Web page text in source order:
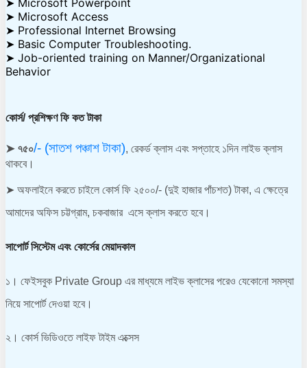
➤ Microsoft Powerpoint
➤ Microsoft Access
➤ Professional Internet Browsing
➤ Basic Computer Troubleshooting.
➤ Job-oriented training on Manner/Organizational
Behavior
কোর্স/ প্রশিক্ষণ ফি কত টাকা
➤ ৭৫০/- (সাতশ পঞ্চাশ টাকা), রেকর্ড ক্লাস এবং সপ্তাহে ১দিন লাইভ ক্লাস
থাকবে।
➤ অফলাইনে করতে চাইলে কোর্স ফি ২৫০০/- (দুই হাজার পাঁচশত) টাকা, এ ক্ষেত্রে
আমাদের অফিস চট্টগ্রাম, চকবাজার  এসে ক্লাস করতে হবে।
সাপোর্ট সিস্টেম এবং কোর্সের মেয়াদকাল
১। ফেইসবুক Private Group এর মাধ্যমে লাইভ ক্লাসের পরেও যেকোনো সমস্যা
নিয়ে সাপোর্ট দেওয়া হবে।
২। কোর্স ভিডিওতে লাইফ টাইম এক্সেস